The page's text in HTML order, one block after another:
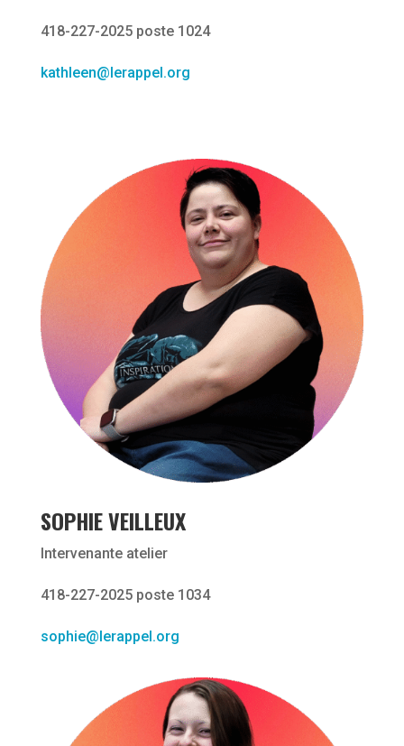
418-227-2025 poste 1024
kathleen@lerappel.org
SOPHIE VEILLEUX
Intervenante atelier
418-227-2025 poste 1034
sophie@lerappel.org